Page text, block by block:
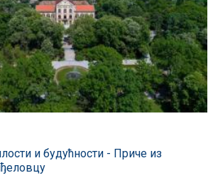
и будућности - Приче из